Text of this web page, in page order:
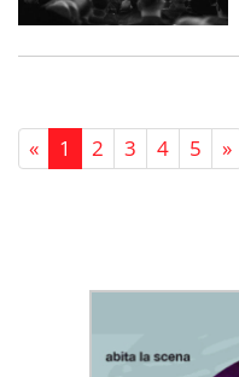
« 1 2 3 4 5 »